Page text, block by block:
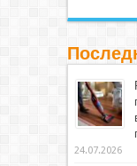
24.07.2026